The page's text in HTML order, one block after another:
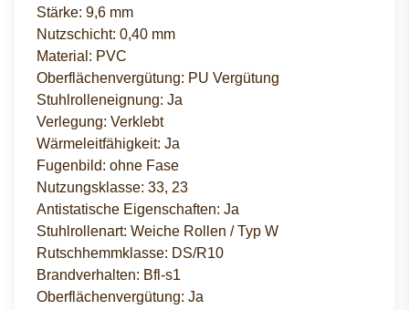
Stärke: 9,6 mm
Nutzschicht: 0,40 mm
Material: PVC
Oberflächenvergütung: PU Vergütung
Stuhlrolleneignung: Ja
Verlegung: Verklebt
Wärmeleitfähigkeit: Ja
Fugenbild: ohne Fase
Nutzungsklasse: 33, 23
Antistatische Eigenschaften: Ja
Stuhlrollenart: Weiche Rollen / Typ W
Rutschhemmklasse: DS/R10
Brandverhalten: Bfl-s1
Oberflächenvergütung: Ja